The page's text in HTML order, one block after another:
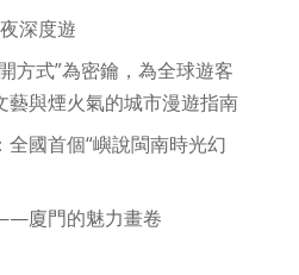
深度遊
方式”為密鑰，為全球遊客
藝與煙火氣的城市漫遊指南
國首個“嶼說閩南時光幻
廈門的魅力畫卷